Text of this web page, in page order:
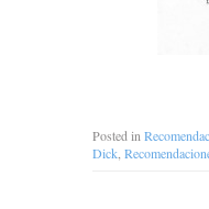
Posted in
Dick